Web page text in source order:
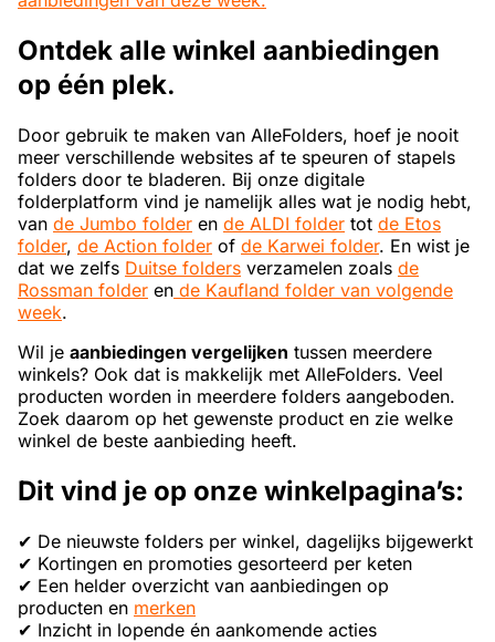
Ontdek alle winkel aanbiedingen
op één plek.
Door gebruik te maken van AlleFolders, hoef je nooit
meer verschillende websites af te speuren of stapels
folders door te bladeren. Bij onze digitale
folderplatform vind je namelijk alles wat je nodig hebt,
van de Jumbo folder en de ALDI folder tot de Etos
folder, de Action folder of de Karwei folder. En wist je
dat we zelfs Duitse folders verzamelen zoals de
Rossman folder en de Kaufland folder van volgende
week.
Wil je aanbiedingen vergelijken tussen meerdere
winkels? Ook dat is makkelijk met AlleFolders. Veel
producten worden in meerdere folders aangeboden.
Zoek daarom op het gewenste product en zie welke
winkel de beste aanbieding heeft.
Dit vind je op onze winkelpagina’s:
✔ De nieuwste folders per winkel, dagelijks bijgewerkt
✔ Kortingen en promoties gesorteerd per keten
✔ Een helder overzicht van aanbiedingen op
producten en merken
✔ Inzicht in lopende én aankomende acties